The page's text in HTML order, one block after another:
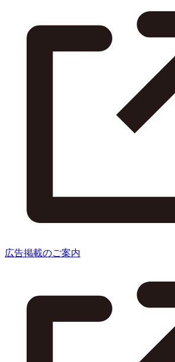
広告掲載のご案内